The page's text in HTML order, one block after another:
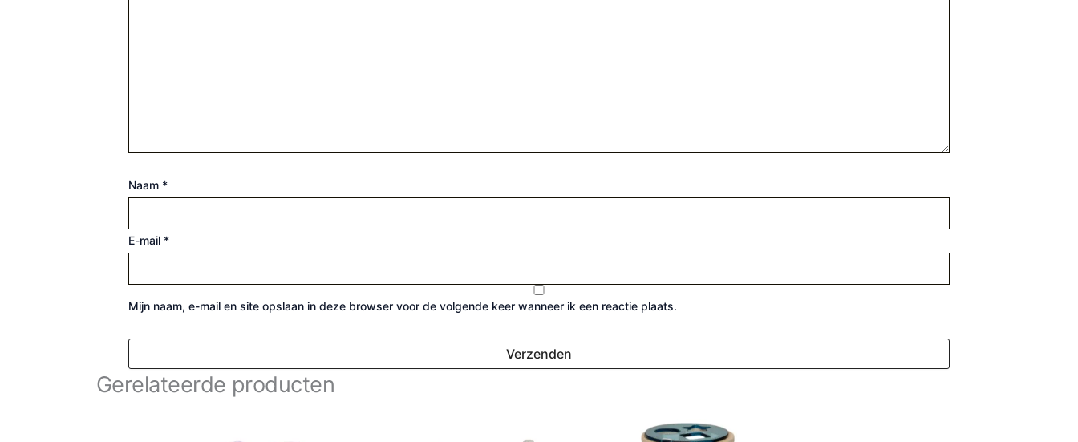
Naam *
E-mail *
Mijn naam, e-mail en site opslaan in deze browser voor de volgende keer wanneer ik een reactie plaats.
Gerelateerde producten